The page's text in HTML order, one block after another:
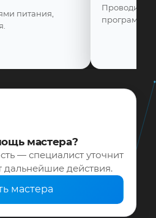
питания,
Проводит
мастера?
— специалист уточнит
дальнейшие действия.
мастера